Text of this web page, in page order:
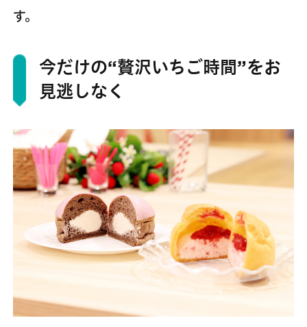
す。
今だけの“贅沢いちご時間”をお
見逃しなく